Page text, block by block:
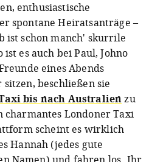
enthusiastische
spontane Heiratsanträge –
ist schon manch' skurrile
es auch bei Paul, Johno
eines Abends
beschließen sie
bis nach Australienzu
charmantes Londoner Taxi
scheint es wirklich
Hannah (jedes gute